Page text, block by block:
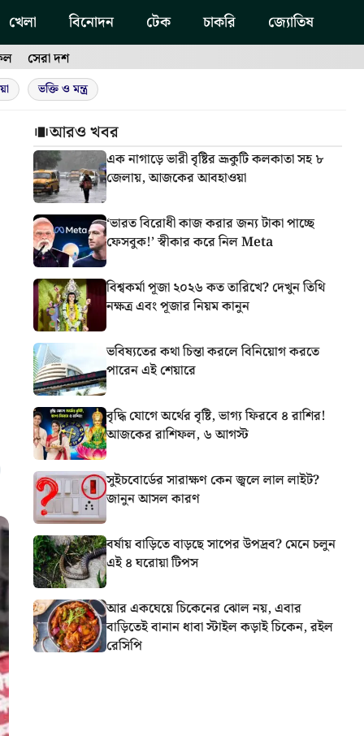
খেলা বিনোদন টেক চাকরি জ্যোতিষ
সেরা দশ
ভক্তি ও মন্ত্র
আরও খবর
এক নাগাড়ে ভারী বৃষ্টির ভ্রূকুটি কলকাতা সহ ৮
জেলায়, আজকের আবহাওয়া
‘ভারত বিরোধী কাজ করার জন্য টাকা পাচ্ছে
ফেসবুক!’ স্বীকার করে নিল Meta
বিশ্বকর্মা পূজা ২০২৬ কত তারিখে? দেখুন তিথি
নক্ষত্র এবং পূজার নিয়ম কানুন
ভবিষ্যতের কথা চিন্তা করলে বিনিয়োগ করতে
পারেন এই শেয়ারে
বৃদ্ধি যোগে অর্থের বৃষ্টি, ভাগ্য ফিরবে ৪ রাশির!
আজকের রাশিফল, ৬ আগস্ট
সুইচবোর্ডের সারাক্ষণ কেন জ্বলে লাল লাইট?
জানুন আসল কারণ
বর্ষায় বাড়িতে বাড়ছে সাপের উপদ্রব? মেনে চলুন
এই ৪ ঘরোয়া টিপস
আর একঘেয়ে চিকেনের ঝোল নয়, এবার
বাড়িতেই বানান ধাবা স্টাইল কড়াই চিকেন, রইল
রেসিপি